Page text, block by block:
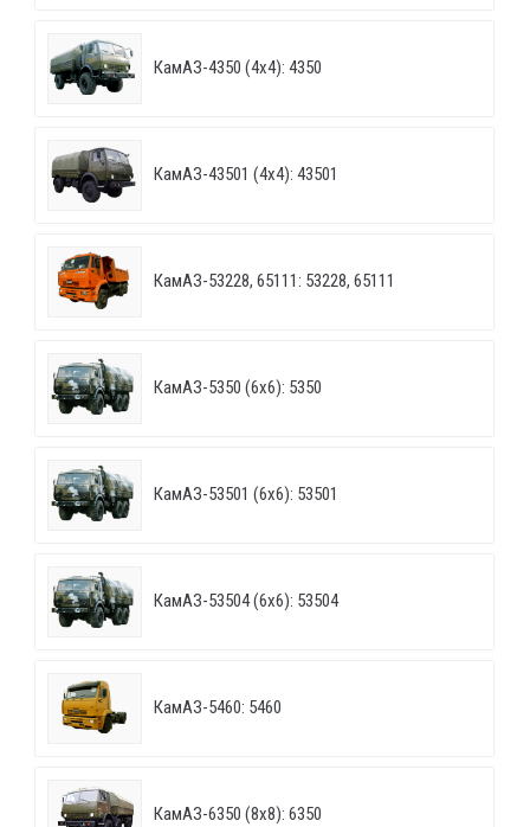
КамАЗ-4350 (4х4): 4350
КамАЗ-43501 (4х4): 43501
КамАЗ-53228, 65111: 53228, 65111
КамАЗ-5350 (6х6): 5350
КамАЗ-53501 (6х6): 53501
КамАЗ-53504 (6х6): 53504
КамАЗ-5460: 5460
КамАЗ-6350 (8х8): 6350